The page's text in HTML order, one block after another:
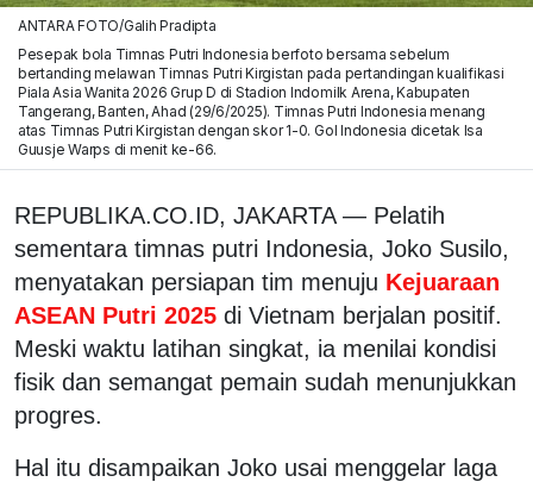
ANTARA FOTO/Galih Pradipta
Pesepak bola Timnas Putri Indonesia berfoto bersama sebelum
bertanding melawan Timnas Putri Kirgistan pada pertandingan kualifikasi
Piala Asia Wanita 2026 Grup D di Stadion Indomilk Arena, Kabupaten
Tangerang, Banten, Ahad (29/6/2025). Timnas Putri Indonesia menang
atas Timnas Putri Kirgistan dengan skor 1-0. Gol Indonesia dicetak Isa
Guusje Warps di menit ke-66.
REPUBLIKA.CO.ID, JAKARTA — Pelatih
sementara timnas putri Indonesia, Joko Susilo,
menyatakan persiapan tim menuju Kejuaraan
ASEAN Putri 2025 di Vietnam berjalan positif.
Meski waktu latihan singkat, ia menilai kondisi
fisik dan semangat pemain sudah menunjukkan
progres.
Hal itu disampaikan Joko usai menggelar laga